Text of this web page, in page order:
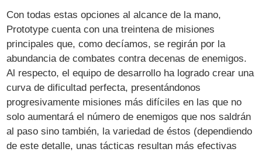
Con todas estas opciones al alcance de la mano,
Prototype cuenta con una treintena de misiones
principales que, como decíamos, se regirán por la
abundancia de combates contra decenas de enemigos.
Al respecto, el equipo de desarrollo ha logrado crear una
curva de dificultad perfecta, presentándonos
progresivamente misiones más difíciles en las que no
solo aumentará el número de enemigos que nos saldrán
al paso sino también, la variedad de éstos (dependiendo
de este detalle, unas tácticas resultan más efectivas